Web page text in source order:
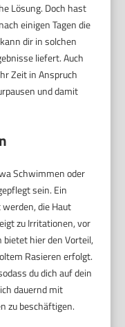
Lösung. Doch hast
einigen Tagen die
dir in solchen
liefert. Auch
Zeit in Anspruch
und damit
Schwimmen oder
sein. Ein
die Haut
zu Irritationen, vor
hier den Vorteil,
Rasieren erfolgt.
du dich auf dein
dauernd mit
zu beschäftigen.